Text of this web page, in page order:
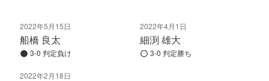
2022年5月15日
船橋 良太
3-0 判定負け
2022年2月18日
2022年4月1日
細渕 雄大
3-0 判定勝ち